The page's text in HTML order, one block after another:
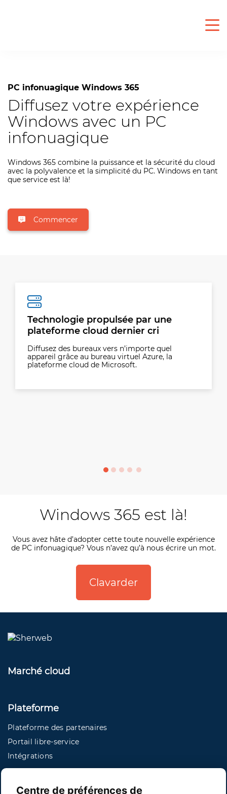
PC infonuagique Windows 365
Diffusez votre expérience
Windows avec un PC
infonuagique
Windows 365 combine la puissance et la sécurité du cloud
avec la polyvalence et la simplicité du PC. Windows en tant
que service est là!
Commencer
Technologie propulsée par une
plateforme cloud dernier cri
Diffusez des bureaux vers n’importe quel
appareil grâce au bureau virtuel Azure, la
plateforme cloud de Microsoft.
Windows 365 est là!
Vous avez hâte d’adopter cette toute nouvelle expérience
de PC infonuagique? Vous n’avez qu’à nous écrire un mot.
Clavarder
Marché cloud
Plateforme
Plateforme des partenaires
Portail libre-service
Intégrations
Centre de préférences de